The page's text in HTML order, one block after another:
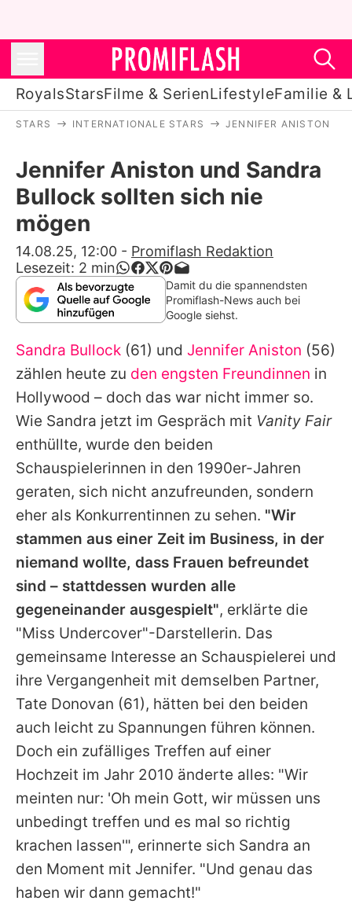
RoyalsStarsFilme & SerienLifestyleFamilie &
Stars
Filme & Serien
Lifestyle
Familie & Liebe
Promiflash Exklusiv
Alle Themen auf Promiflash
Jobs
App runterladen
Team
Redaktionelle Richtlinien
Impressum
Datenschutzerklärung
Utiq verwalten
STARS INTERNATIONALE STARS JENNIFER ANISTON
Jennifer Aniston und Sandra
Bullock sollten sich nie
mögen
14.08.25, 12:00 - Promiflash Redaktion
Lesezeit: 2 min
Damit du die spannendsten
Promiflash-News auch bei
Google siehst.
Sandra Bullock (61) und Jennifer Aniston (56)
zählen heute zu den engsten Freundinnen in
Hollywood – doch das war nicht immer so.
Wie Sandra jetzt im Gespräch mit Vanity Fair
enthüllte, wurde den beiden
Schauspielerinnen in den 1990er-Jahren
geraten, sich nicht anzufreunden, sondern
eher als Konkurrentinnen zu sehen. "Wir
stammen aus einer Zeit im Business, in der
niemand wollte, dass Frauen befreundet
sind – stattdessen wurden alle
gegeneinander ausgespielt", erklärte die
"Miss Undercover"-Darstellerin. Das
gemeinsame Interesse an Schauspielerei und
ihre Vergangenheit mit demselben Partner,
Tate Donovan (61), hätten bei den beiden
auch leicht zu Spannungen führen können.
Doch ein zufälliges Treffen auf einer
Hochzeit im Jahr 2010 änderte alles: "Wir
meinten nur: 'Oh mein Gott, wir müssen uns
unbedingt treffen und es mal so richtig
krachen lassen'", erinnerte sich Sandra an
den Moment mit Jennifer. "Und genau das
haben wir dann gemacht!"